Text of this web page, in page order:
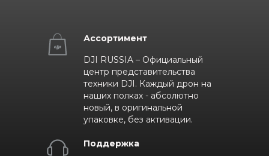
Ассортимент
DJI RUSSIA – Официальный
центр представительства
техники DJI. Каждый дрон на
наших полках - абсолютно
новый, в оригинальной
упаковке, без активации.
Поддержка